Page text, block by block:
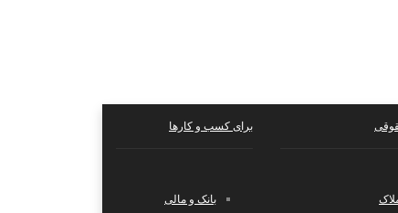
برای کسب و کارها
بانک و مالی